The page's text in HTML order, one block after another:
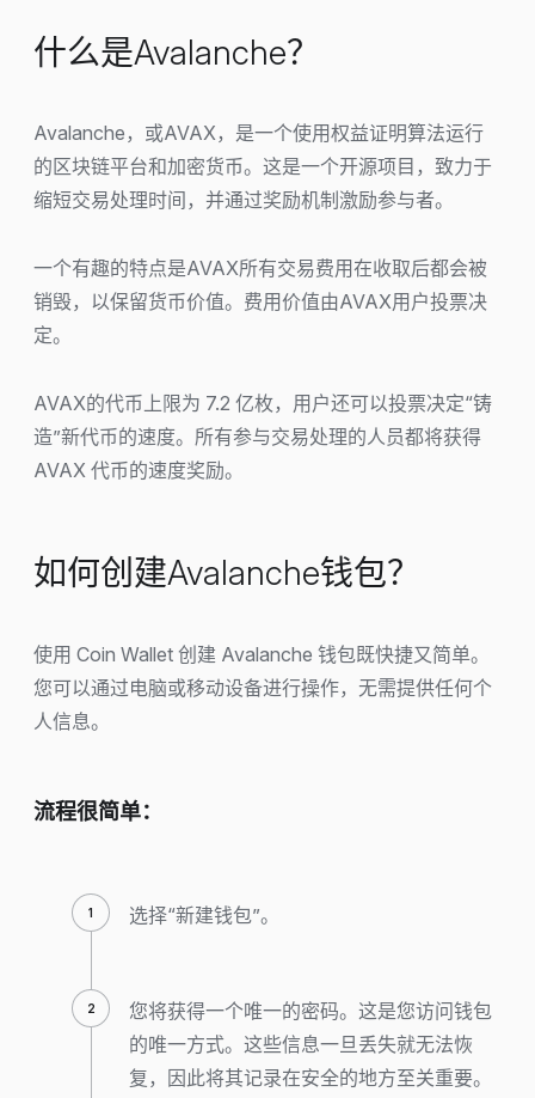
什么是Avalanche？
Avalanche，或AVAX，是一个使用权益证明算法运行
的区块链平台和加密货币。这是一个开源项目，致力于
缩短交易处理时间，并通过奖励机制激励参与者。
一个有趣的特点是AVAX所有交易费用在收取后都会被
销毁，以保留货币价值。费用价值由AVAX用户投票决
定。
AVAX的代币上限为 7.2 亿枚，用户还可以投票决定“铸
造”新代币的速度。所有参与交易处理的人员都将获得
AVAX 代币的速度奖励。
如何创建Avalanche钱包？
使用 Coin Wallet 创建 Avalanche 钱包既快捷又简单。
您可以通过电脑或移动设备进行操作，无需提供任何个
人信息。
流程很简单：
选择“新建钱包”。
您将获得一个唯一的密码。这是您访问钱包
的唯一方式。这些信息一旦丢失就无法恢
复，因此将其记录在安全的地方至关重要。